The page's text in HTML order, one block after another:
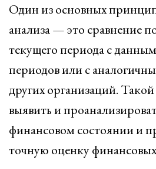
Один из основных
анализа — это сравнение
текущего периода с
периодов или с
других организаций.
выявить и
финансовом состоянии и
точную оценку